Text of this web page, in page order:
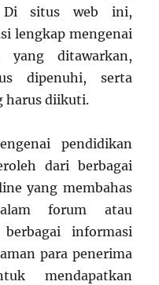
Di situs web ini,
lengkap mengenai
yang ditawarkan,
dipenuhi, serta
harus diikuti.
pendidikan
dari berbagai
yang membahas
forum atau
informasi
para penerima
mendapatkan